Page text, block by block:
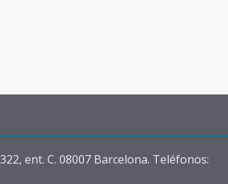
ent. C. 08007 Barcelona. Teléfonos: